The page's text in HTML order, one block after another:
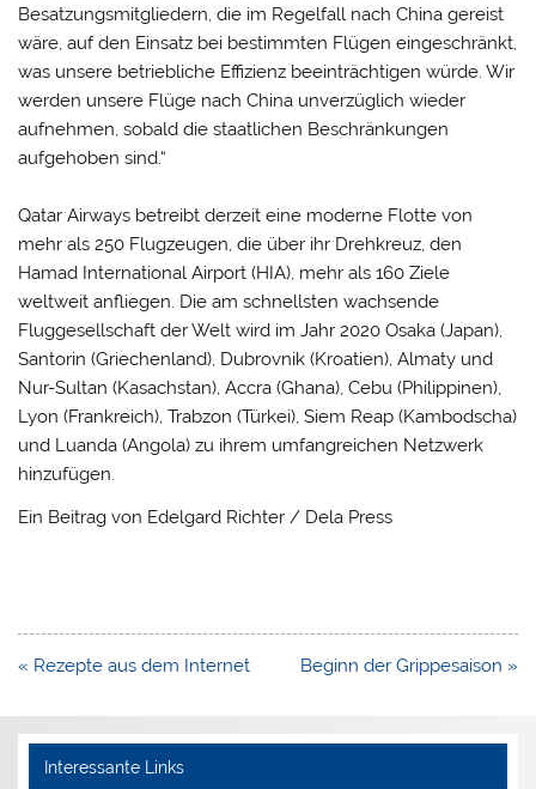
Besatzungsmitgliedern, die im Regelfall nach China gereist
wäre, auf den Einsatz bei bestimmten Flügen eingeschränkt,
was unsere betriebliche Effizienz beeinträchtigen würde. Wir
werden unsere Flüge nach China unverzüglich wieder
aufnehmen, sobald die staatlichen Beschränkungen
aufgehoben sind.“
Qatar Airways betreibt derzeit eine moderne Flotte von
mehr als 250 Flugzeugen, die über ihr Drehkreuz, den
Hamad International Airport (HIA), mehr als 160 Ziele
weltweit anfliegen. Die am schnellsten wachsende
Fluggesellschaft der Welt wird im Jahr 2020 Osaka (Japan),
Santorin (Griechenland), Dubrovnik (Kroatien), Almaty und
Nur-Sultan (Kasachstan), Accra (Ghana), Cebu (Philippinen),
Lyon (Frankreich), Trabzon (Türkei), Siem Reap (Kambodscha)
und Luanda (Angola) zu ihrem umfangreichen Netzwerk
hinzufügen.
Ein Beitrag von Edelgard Richter / Dela Press
Beitragsnavigation
« Rezepte aus dem Internet Beginn der Grippesaison »
Interessante Links